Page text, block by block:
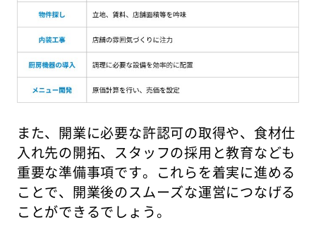
また、開業に必要な許認可の取得や、食材仕
入れ先の開拓、スタッフの採用と教育なども
重要な準備事項です。これらを着実に進める
ことで、開業後のスムーズな運営につなげる
ことができるでしょう。